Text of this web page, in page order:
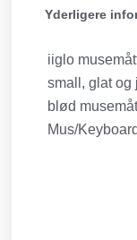
Yderligere
iiglo
small, glat og
blød
Mus/